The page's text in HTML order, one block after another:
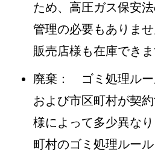
ため、高圧ガス保安
管理の必要もありま
販売店様も在庫できま
廃棄： ゴミ処理ルー
および市区町村が契
様によって多少異な
町村のゴミ処理ルー